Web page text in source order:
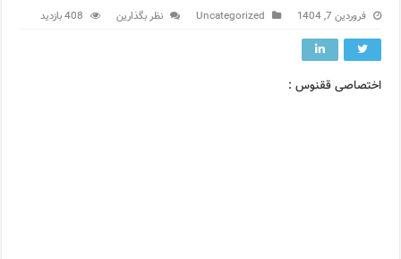
فروردین 7, 1404 Uncategorized نظر بگذارین 408 بازدید
اختصاصی ققنوس :